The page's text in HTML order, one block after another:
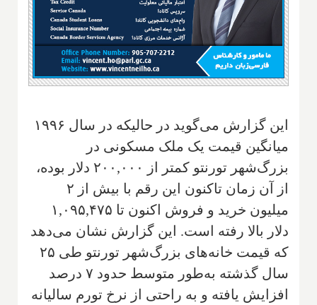
این گزارش می‌گوید در حالیکه در سال ۱۹۹۶
میانگین قیمت یک ملک مسکونی در
بزرگ‌شهر تورنتو کمتر از ۲۰۰,۰۰۰ دلار بوده،
از آن زمان تاکنون این رقم با بیش از ۲
میلیون خرید و فروش اکنون تا ۱,۰۹۵,۴۷۵
دلار بالا رفته است. این گزارش نشان می‌دهد
که قیمت خانه‌های بزرگ‌شهر تورنتو طی ۲۵
سال گذشته به‌طور متوسط حدود ۷ درصد
افزایش یافته و به راحتی از نرخ تورم سالیانه